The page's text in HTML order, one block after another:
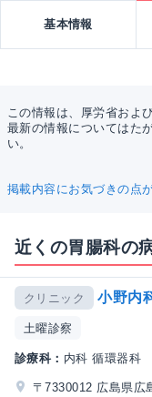
基本情報
この情報は、厚労省およ
最新の情報についてはた
い。
掲載内容にお気づきの点
近くの胃腸科の
クリニック 小野内
土曜診察
診療科： 内科 循環器科
〒7330012 広島県広